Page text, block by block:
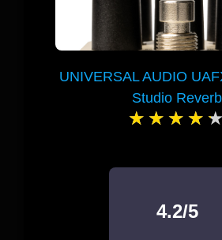
UNIVERSAL AUDIO
Studio Reverb
4.2/5